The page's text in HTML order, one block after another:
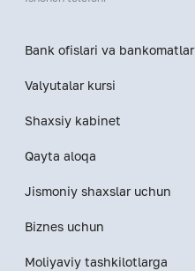
Bank ofislari va bankomatlar
Valyutalar kursi
Shaxsiy kabinet
Qayta aloqa
Jismoniy shaxslar uchun
Biznes uchun
Moliyaviy tashkilotlarga